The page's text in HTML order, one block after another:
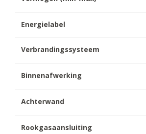
Energielabel
Verbrandingssysteem
Binnenafwerking
Achterwand
Rookgasaansluiting